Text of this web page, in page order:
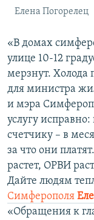
Елена Погорелец
«В домах
улице 10-12
мерзнут. Холода
для министра
и мэра
услугу
счетчику – в
за что они
растет, ОРВИ
Дайте людям
Симферополя
«Обращения к